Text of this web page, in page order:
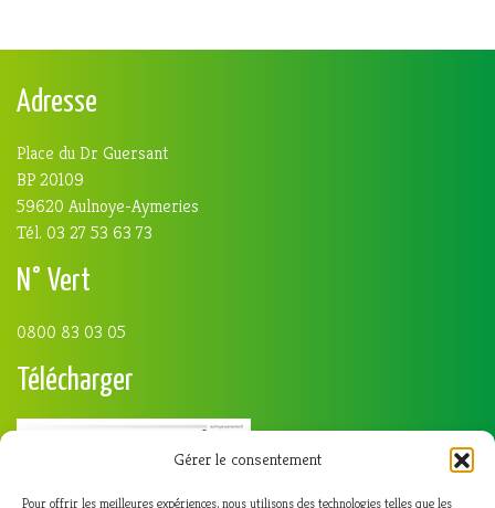
Gérer le consentement
Pour offrir les meilleures expériences, nous utilisons des technologies telles que les
Adresse
Place du Dr Guersant
BP 20109
59620 Aulnoye-Aymeries
Tél. 03 27 53 63 73
N° Vert
0800 83 03 05
Télécharger